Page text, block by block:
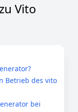
Vito
Betrieb des vito
bei